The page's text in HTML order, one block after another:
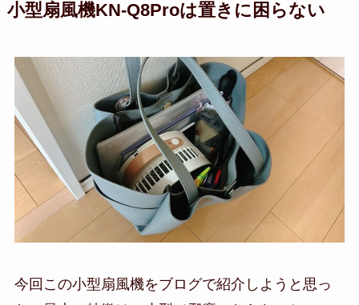
小型扇風機KN-Q8Proは置きに困らない
今回この小型扇風機をブログで紹介しようと思っ